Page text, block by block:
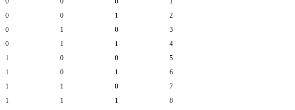
0
0 1
2
0
1 0
3
0
1 1
4
1
0 0
5
1
0 1
6
1
1 0
7
1
1 1 8